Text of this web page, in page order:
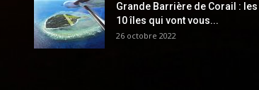
Grande Barrière de Corail : les
10 îles qui vont vous...
26 octobre 2022